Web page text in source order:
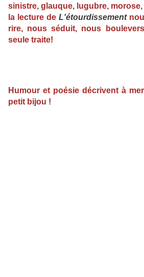
sinistre, glauque, lugubre,
la lecture de L'étourdissement
rire, nous séduit, nous
seule traite!
Humour et poésie décrivent à
petit bijou !